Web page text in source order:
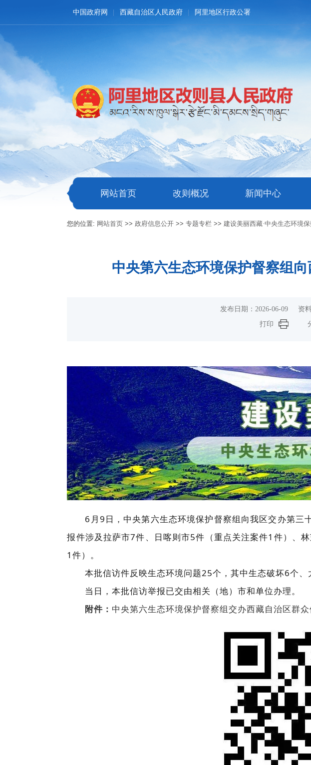
中国政府网 西藏自治区人民政府 阿里地区行政公署
网站首页 改则概况 新闻中心
您的位置: 网站首页 >>政府信息公开 >>专题专栏 >>建设美丽西藏·中央生态环境
中央第六生态环境保护督察组
发布日期：2026-06-09 资
打印
6月9日，中央第六生态环境保护督察组向我区交办第
报件涉及拉萨市7件、日喀则市5件（重点关注案件1件）、
1件）。
本批信访件反映生态环境问题25个，其中生态破坏6个
当日，本批信访举报已交由相关（地）市和单位办理。
附件： 中央第六生态环境保护督察组交办西藏自治区群